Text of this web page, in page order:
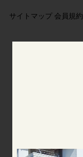
サイトマップ 会員規約